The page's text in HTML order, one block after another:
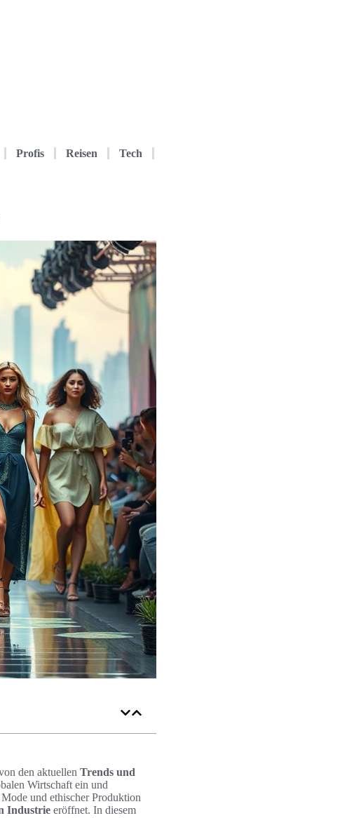
Profis Reisen Tech
den aktuellen Trends und
Wirtschaft ein und
und ethischer Produktion
Industrie eröffnet. In diesem